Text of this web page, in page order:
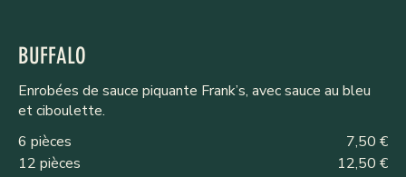
BUFFALO
Enrobées de sauce piquante Frank’s, avec sauce au bleu
et ciboulette.
6 pièces
7,50 €
12 pièces
12,50 €